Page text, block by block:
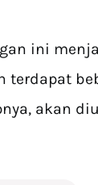
ini
terdapat
akan